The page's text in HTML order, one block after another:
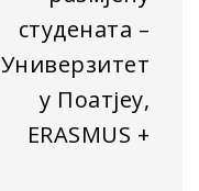
студената –
Универзитет
у Поатјеу,
ERASMUS +